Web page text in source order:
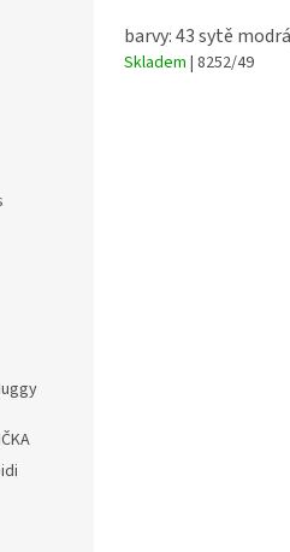
barvy: 43 sytě
Skladem | 8252/49